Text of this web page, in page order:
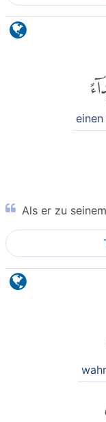
einen
Als er zu